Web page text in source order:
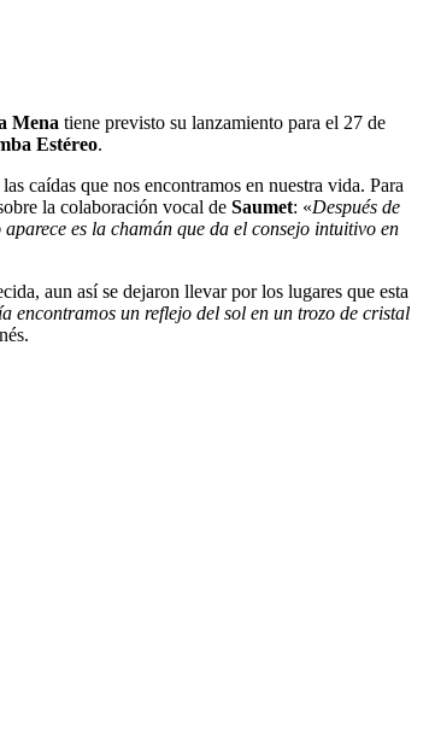
Mena tiene previsto su lanzamiento para el 27 de
Estéreo.
caídas que nos encontramos en nuestra vida. Para
la colaboración vocal de Saumet: «Después de
es la chamán que da el consejo intuitivo en
aun así se dejaron llevar por los lugares que esta
encontramos un reflejo del sol en un trozo de cristal